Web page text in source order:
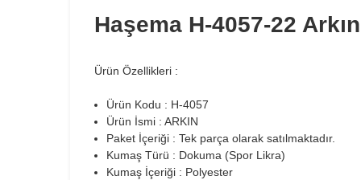
Haşema H-4057-22
Ürün Özellikleri :
Ürün Kodu : H-4057
Ürün İsmi : ARKIN
Paket İçeriği : Tek parça olarak satılmaktadır.
Kumaş Türü : Dokuma (Spor Likra)
Kumaş İçeriği : Polyester